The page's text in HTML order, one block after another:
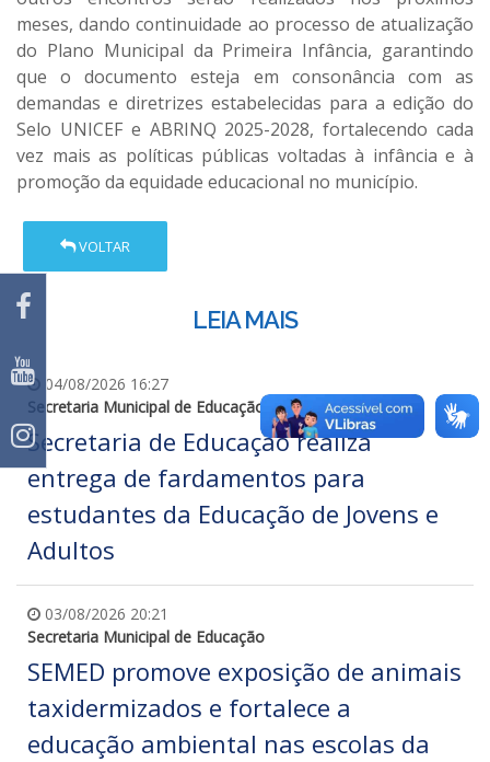
meses, dando continuidade ao processo de atualização
do Plano Municipal da Primeira Infância, garantindo
que o documento esteja em consonância com as
demandas e diretrizes estabelecidas para a edição do
Selo UNICEF e ABRINQ 2025-2028, fortalecendo cada
vez mais as políticas públicas voltadas à infância e à
promoção da equidade educacional no município.
VOLTAR
LEIA MAIS
04/08/2026 16:27
Secretaria Municipal de Educação
Secretaria de Educação realiza
entrega de fardamentos para
estudantes da Educação de Jovens e
Adultos
03/08/2026 20:21
Secretaria Municipal de Educação
SEMED promove exposição de animais
taxidermizados e fortalece a
educação ambiental nas escolas da